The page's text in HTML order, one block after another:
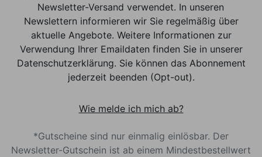
Newsletter-Versand verwendet. In unseren
Newslettern informieren wir Sie regelmäßig über
aktuelle Angebote. Weitere Informationen zur
Verwendung Ihrer Emaildaten finden Sie in unserer
Datenschutzerklärung. Sie können das Abonnement
jederzeit beenden (Opt-out).
Wie melde ich mich ab?
*Gutscheine sind nur einmalig einlösbar. Der
Newsletter-Gutschein ist ab einem Mindestbestellwert